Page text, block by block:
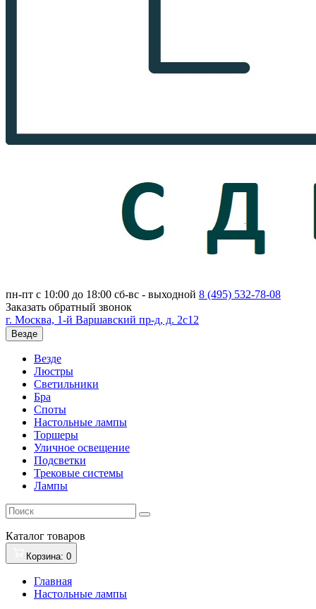
пн-пт с 10:00 до 18:00 сб-вс - выходной 8 (495) 532-78-08
Заказать обратный звонок
г. Москва, 1-й Варшавский пр-д, д. 2с12
Везде
Везде
Люстры
Светильники
Бра
Споты
Настольные лампы
Торшеры
Уличное освещение
Подсветки
Трековые системы
Лампы
Каталог товаров
Корзина: 0
Главная
Настольные лампы